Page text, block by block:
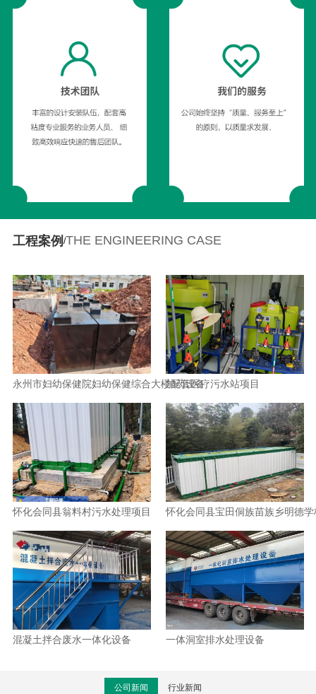
工程案例 /THE ENGINEERING CASE
永州市妇幼保健院妇幼保健综合大楼配套医疗污水站项目
加药设备
怀化会同县翁料村污水处理项目 怀化会同县宝田侗族苗族乡明德
混凝土拌合废水一体化设备 一体洞室排水处理设备
公司新闻 行业新闻